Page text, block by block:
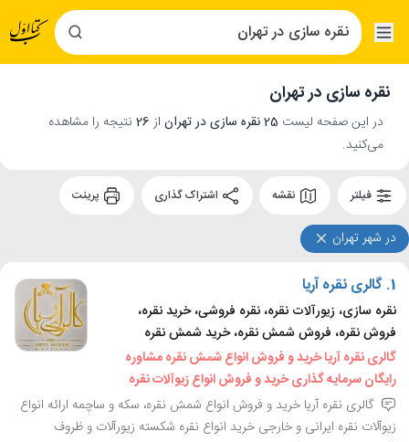
نقره سازی در تهران
در این صفحه لیست 25 نقره سازی در تهران از 26 نتیجه را مشاهده
می‌کنید.
فیلتر نقشه
در شهر تهران
1. گالری نقره آریا
نقره سازی، زیورآلات نقره، نقره فروشی، خرید نقره،
فروش نقره، فروش شمش نقره، خرید شمش نقره
گالری نقره آریا خرید و فروش انواع شمش نقره مشاوره
رایگان سرمایه گذاری خرید و فروش انواع زیوآلات نقره
گالری نقره آریا خرید و فروش انواع شمش نقره، سکه و ساچمه ارائه انواع
زیوآلات نقره ایرانی و خارجی خرید انواع نقره شکسته زیورآلات و ظروف